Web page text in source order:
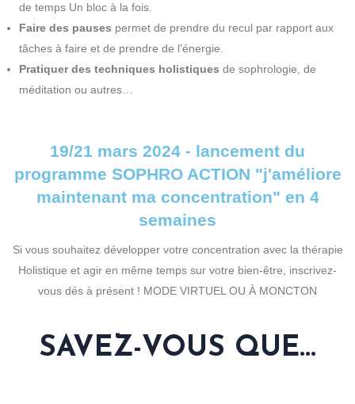
de temps Un bloc à la fois.
Faire des pauses permet de prendre du recul par rapport aux
tâches à faire et de prendre de l’énergie.
Pratiquer des techniques holistiques de sophrologie, de
méditation ou autres…
19/21 mars 2024 - lancement du
programme SOPHRO ACTION "j'améliore
maintenant ma concentration" en 4
semaines
Si vous souhaitez développer votre concentration avec la thérapie
Holistique et agir en même temps sur votre bien-être, inscrivez-
vous dés à présent ! MODE VIRTUEL OU À MONCTON
SAVEZ-VOUS QUE...